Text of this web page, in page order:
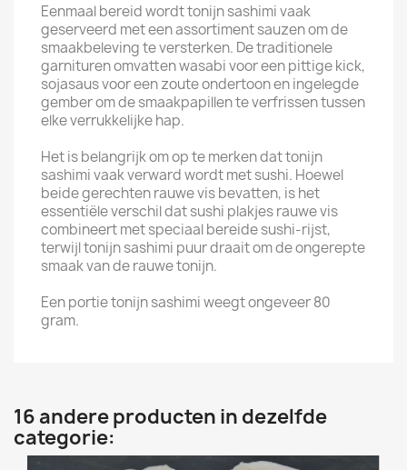
Eenmaal bereid wordt tonijn sashimi vaak
geserveerd met een assortiment sauzen om de
smaakbeleving te versterken. De traditionele
garnituren omvatten wasabi voor een pittige kick,
sojasaus voor een zoute ondertoon en ingelegde
gember om de smaakpapillen te verfrissen tussen
elke verrukkelijke hap.
Het is belangrijk om op te merken dat tonijn
sashimi vaak verward wordt met sushi. Hoewel
beide gerechten rauwe vis bevatten, is het
essentiële verschil dat sushi plakjes rauwe vis
combineert met speciaal bereide sushi-rijst,
terwijl tonijn sashimi puur draait om de ongerepte
smaak van de rauwe tonijn.
Een portie tonijn sashimi weegt ongeveer 80
gram.
16 andere producten in dezelfde
categorie: